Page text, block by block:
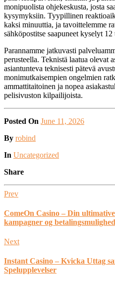
monipuolista ohjekeskusta, josta
kysymyksiin. Tyypillinen
kaksi minuuttia, ja tavoittelemme
sähköpostitse saapuneet kyselyt 12
Parannamme jatkuvasti
perusteella. Teknistä laatua olevat
asiantunteva teknisesti pätevä
monimutkaisempien ongelmien
ammattitaitoinen ja nopea
pelisivuston kilpailijoista.
Posted On June 11, 2026
Posted
By robind
Posted
In Uncategorized
Share
Prev
ComeOn Casino – Din
kampagner og
Next
Instant Casino – Kvicka Uttag
Spelupplevelser